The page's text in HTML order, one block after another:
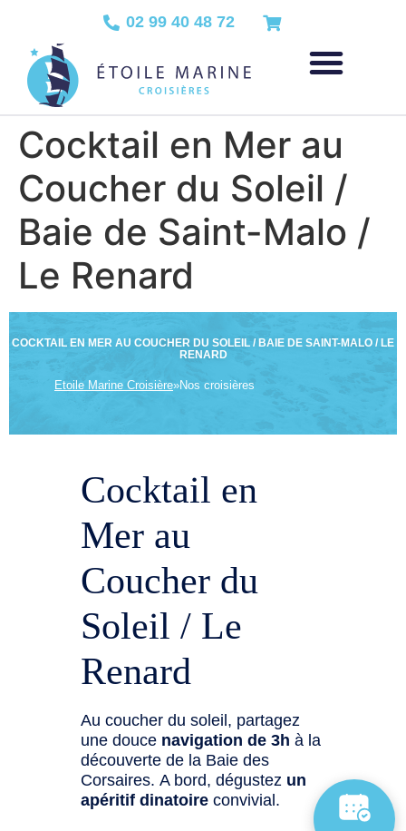
02 99 40 48 72
Cocktail en Mer au
Coucher du Soleil /
Baie de Saint-Malo /
Le Renard
COCKTAIL EN MER AU COUCHER DU SOLEIL / BAIE DE SAINT-MALO / LE
RENARD
Etoile Marine Croisière»Nos croisières
Cocktail en
Mer au
Coucher du
Soleil / Le
Renard
Au coucher du soleil, partagez
une douce navigation de 3h à la
découverte de la Baie des
Corsaires. A bord, dégustez un
apéritif dinatoire convivial.